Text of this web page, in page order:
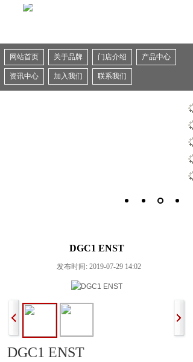
网站首页 关于品牌 门店介绍 产品中心
资讯中心 加入我们 联系我们
DGC1 ENST
发布时间: 2019-07-29 14:02
DGC1 ENST